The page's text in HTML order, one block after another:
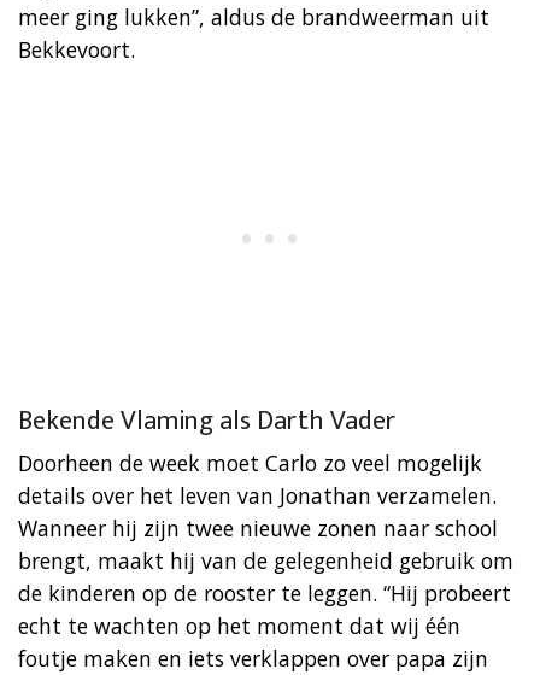
meer ging lukken”, aldus de brandweerman uit
Bekkevoort.
Bekende Vlaming als Darth Vader
Doorheen de week moet Carlo zo veel mogelijk
details over het leven van Jonathan verzamelen.
Wanneer hij zijn twee nieuwe zonen naar school
brengt, maakt hij van de gelegenheid gebruik om
de kinderen op de rooster te leggen. “Hij probeert
echt te wachten op het moment dat wij één
foutje maken en iets verklappen over papa zijn